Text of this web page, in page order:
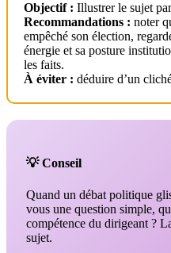
Objectif : Illustrer le sujet
Recommandations : noter
empêché son élection,
énergie et sa posture
les faits.
À éviter : déduire d’un
💡 Conseil
Quand un débat politique
vous une question simple,
compétence du dirigeant ?
sujet.